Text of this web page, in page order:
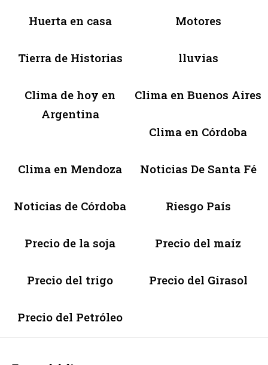
Huerta en casa Motores
Tierra de Historias lluvias
Clima de hoy en
Argentina
Clima en Buenos Aires
Clima en Córdoba
Clima en Mendoza Noticias De Santa Fé
Noticias de Córdoba Riesgo País
Precio de la soja Precio del maíz
Precio del trigo Precio del Girasol
Precio del Petróleo